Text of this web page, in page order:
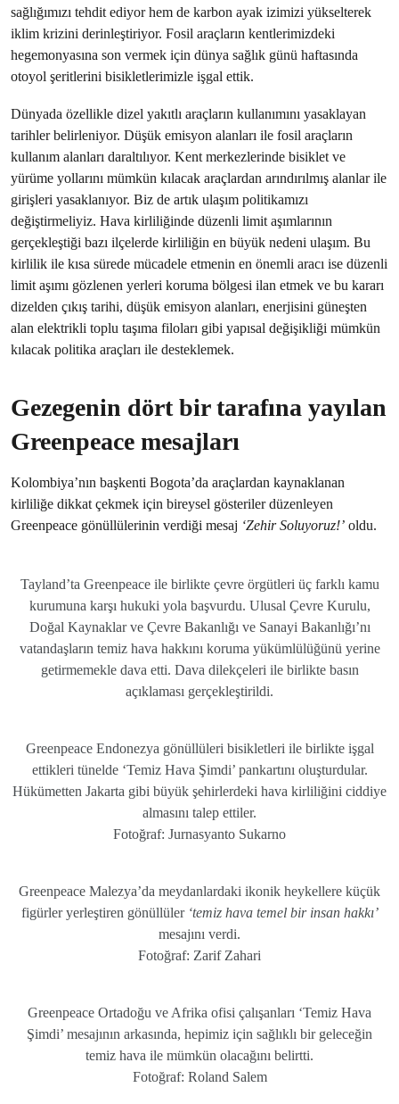
sağlığımızı tehdit ediyor hem de karbon ayak izimizi yükselterek
iklim krizini derinleştiriyor. Fosil araçların kentlerimizdeki
hegemonyasına son vermek için dünya sağlık günü haftasında
otoyol şeritlerini bisikletlerimizle işgal ettik.
Dünyada özellikle dizel yakıtlı araçların kullanımını yasaklayan
tarihler belirleniyor. Düşük emisyon alanları ile fosil araçların
kullanım alanları daraltılıyor. Kent merkezlerinde bisiklet ve
yürüme yollarını mümkün kılacak araçlardan arındırılmış alanlar ile
girişleri yasaklanıyor. Biz de artık ulaşım politikamızı
değiştirmeliyiz. Hava kirliliğinde düzenli limit aşımlarının
gerçekleştiği bazı ilçelerde kirliliğin en büyük nedeni ulaşım. Bu
kirlilik ile kısa sürede mücadele etmenin en önemli aracı ise düzenli
limit aşımı gözlenen yerleri koruma bölgesi ilan etmek ve bu kararı
dizelden çıkış tarihi, düşük emisyon alanları, enerjisini güneşten
alan elektrikli toplu taşıma filoları gibi yapısal değişikliği mümkün
kılacak politika araçları ile desteklemek.
Gezegenin dört bir tarafına yayılan
Greenpeace mesajları
Kolombiya’nın başkenti Bogota’da araçlardan kaynaklanan
kirliliğe dikkat çekmek için bireysel gösteriler düzenleyen
Greenpeace gönüllülerinin verdiği mesaj ‘Zehir Soluyoruz!’ oldu.
Tayland’ta Greenpeace ile birlikte çevre örgütleri üç farklı kamu
kurumuna karşı hukuki yola başvurdu. Ulusal Çevre Kurulu,
Doğal Kaynaklar ve Çevre Bakanlığı ve Sanayi Bakanlığı’nı
vatandaşların temiz hava hakkını koruma yükümlülüğünü yerine
getirmemekle dava etti. Dava dilekçeleri ile birlikte basın
açıklaması gerçekleştirildi.
Greenpeace Endonezya gönüllüleri bisikletleri ile birlikte işgal
ettikleri tünelde ‘Temiz Hava Şimdi’ pankartını oluşturdular.
Hükümetten Jakarta gibi büyük şehirlerdeki hava kirliliğini ciddiye
almasını talep ettiler.
Fotoğraf: Jurnasyanto Sukarno
Greenpeace Malezya’da meydanlardaki ikonik heykellere küçük
figürler yerleştiren gönüllüler ‘temiz hava temel bir insan hakkı’
mesajını verdi.
Fotoğraf: Zarif Zahari
Greenpeace Ortadoğu ve Afrika ofisi çalışanları ‘Temiz Hava
Şimdi’ mesajının arkasında, hepimiz için sağlıklı bir geleceğin
temiz hava ile mümkün olacağını belirtti.
Fotoğraf: Roland Salem